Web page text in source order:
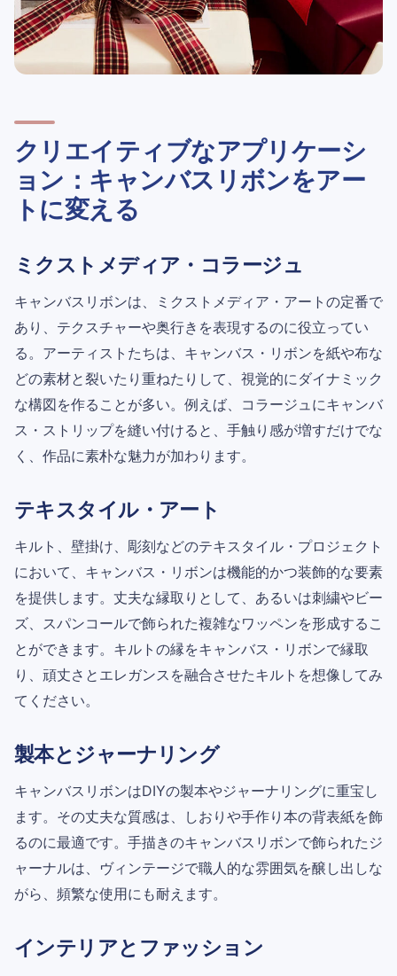
クリエイティブなアプリケーシ
ョン：キャンバスリボンをアー
トに変える
ミクストメディア・コラージュ
キャンバスリボンは、ミクストメディア・アートの定番で
あり、テクスチャーや奥行きを表現するのに役立ってい
る。アーティストたちは、キャンバス・リボンを紙や布な
どの素材と裂いたり重ねたりして、視覚的にダイナミック
な構図を作ることが多い。例えば、コラージュにキャンバ
ス・ストリップを縫い付けると、手触り感が増すだけでな
く、作品に素朴な魅力が加わります。
テキスタイル・アート
キルト、壁掛け、彫刻などのテキスタイル・プロジェクト
において、キャンバス・リボンは機能的かつ装飾的な要素
を提供します。丈夫な縁取りとして、あるいは刺繍やビー
ズ、スパンコールで飾られた複雑なワッペンを形成するこ
とができます。キルトの縁をキャンバス・リボンで縁取
り、頑丈さとエレガンスを融合させたキルトを想像してみ
てください。
製本とジャーナリング
キャンバスリボンはDIYの製本やジャーナリングに重宝し
ます。その丈夫な質感は、しおりや手作り本の背表紙を飾
るのに最適です。手描きのキャンバスリボンで飾られたジ
ャーナルは、ヴィンテージで職人的な雰囲気を醸し出しな
がら、頻繁な使用にも耐えます。
インテリアとファッション